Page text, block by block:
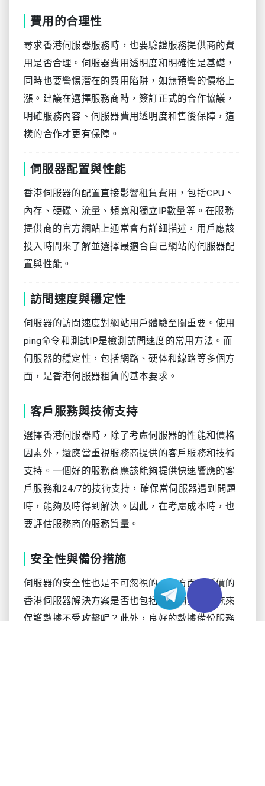
費用的合理性
尋求香港伺服器服務時，也要驗證服務提供商的費
用是否合理。伺服器費用透明度和明確性是基礎，
同時也要警惕潛在的費用陷阱，如無預警的價格上
漲。建議在選擇服務商時，簽訂正式的合作協議，
明確服務內容、伺服器費用透明度和售後保障，這
樣的合作才更有保障。
伺服器配置與性能
香港伺服器的配置直接影響租賃費用，包括CPU、
內存、硬碟、流量、頻寬和獨立IP數量等。在服務
提供商的官方網站上通常會有詳細描述，用戶應該
投入時間來了解並選擇最適合自己網站的伺服器配
置與性能。
訪問速度與穩定性
伺服器的訪問速度對網站用戶體驗至關重要。使用
ping命令和測試IP是檢測訪問速度的常用方法。而
伺服器的穩定性，包括網路、硬体和線路等多個方
面，是香港伺服器租賃的基本要求。
客戶服務與技術支持
選擇香港伺服器時，除了考慮伺服器的性能和價格
因素外，還應當重視服務商提供的客戶服務和技術
支持。一個好的服務商應該能夠提供快速響應的客
戶服務和24/7的技術支持，確保當伺服器遇到問題
時，能夠及時得到解決。因此，在考慮成本時，也
要評估服務商的服務質量。
安全性與備份措施
伺服器的安全性也是不可忽視的一個方面。低價的
香港伺服器解決方案是否也包括強大的安全措施來
保護數據不受攻擊呢？此外，良好的數據備份服務